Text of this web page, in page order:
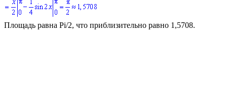
Площадь равна Pi/2, что приблизительно равно 1,5708.